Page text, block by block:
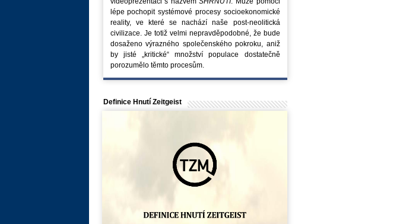
lépe pochopit systémové procesy socioekonomické
reality, ve které se nachází naše post-neolitická
civilizace. Je totiž velmi nepravděpodobné, že bude
dosaženo výrazného společenského pokroku, aniž
by jisté „kritické“ množství populace dostatečně
porozumělo těmto procesům.
Definice Hnutí Zeitgeist